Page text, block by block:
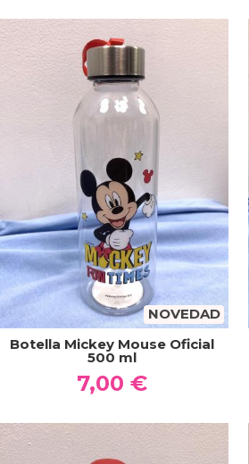
NOVEDAD
Botella Mickey Mouse Oficial
500 ml
7,00 €